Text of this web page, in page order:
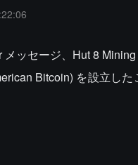
ッセージ、Hut 8
Bitcoin) を設立し